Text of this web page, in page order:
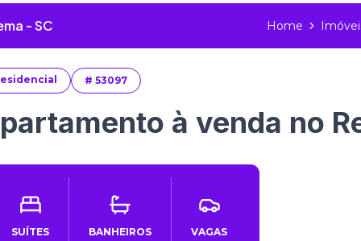
- SC Home
# 53097
à venda no
SUÍTES BANHEIROS VAGAS